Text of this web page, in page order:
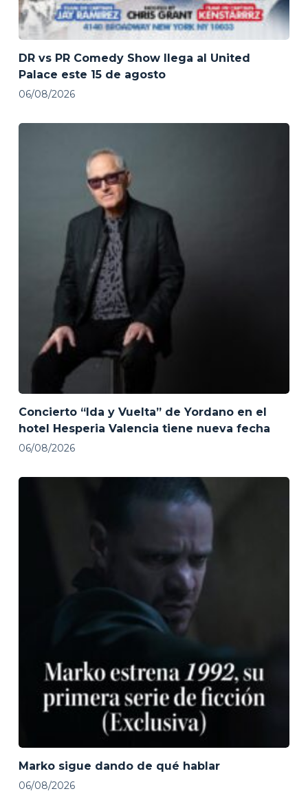
DR vs PR Comedy Show llega al United
Palace este 15 de agosto
06/08/2026
Concierto “Ida y Vuelta” de Yordano en el
hotel Hesperia Valencia tiene nueva fecha
06/08/2026
Marko sigue dando de qué hablar
06/08/2026